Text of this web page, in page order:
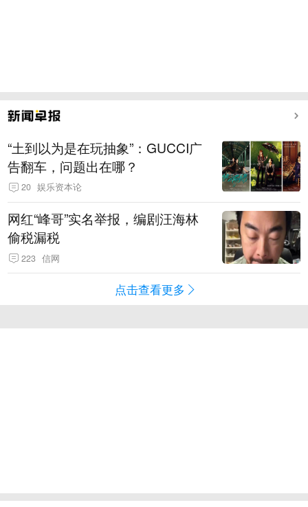
“土到以为是在玩抽象”：GUCCI广
告翻车，问题出在哪？
20 娱乐资本论
网红“峰哥”实名举报，编剧汪海林
偷税漏税
223 信网
点击查看更多